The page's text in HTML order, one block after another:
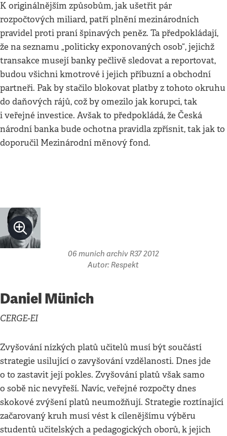
K originálnějším způsobům, jak ušetřit pár
rozpočtových miliard, patří plnění mezinárodních
pravidel proti praní špinavých peněz. Ta předpokládají,
že na seznamu „politicky exponovaných osob“, jejichž
transakce musejí banky pečlivě sledovat a reportovat,
budou všichni kmotrové i jejich příbuzní a obchodní
partneři. Pak by stačilo blokovat platby z tohoto okruhu
do daňových rájů, což by omezilo jak korupci, tak
i veřejné investice. Avšak to předpokládá, že Česká
národní banka bude ochotna pravidla zpřísnit, tak jak to
doporučil Mezinárodní měnový fond.
06 munich archiv R37 2012
Autor: Respekt
Daniel Münich
CERGE-EI
Zvyšování nízkých platů učitelů musí být součástí
strategie usilující o zavyšování vzdělanosti. Dnes jde
o to zastavit její pokles. Zvyšování platů však samo
o sobě nic nevyřeší. Navíc, veřejné rozpočty dnes
skokové zvýšení platů neumožňují. Strategie roztínající
začarovaný kruh musí vést k cílenějšímu výběru
studentů učitelských a pedagogických oborů, k jejich